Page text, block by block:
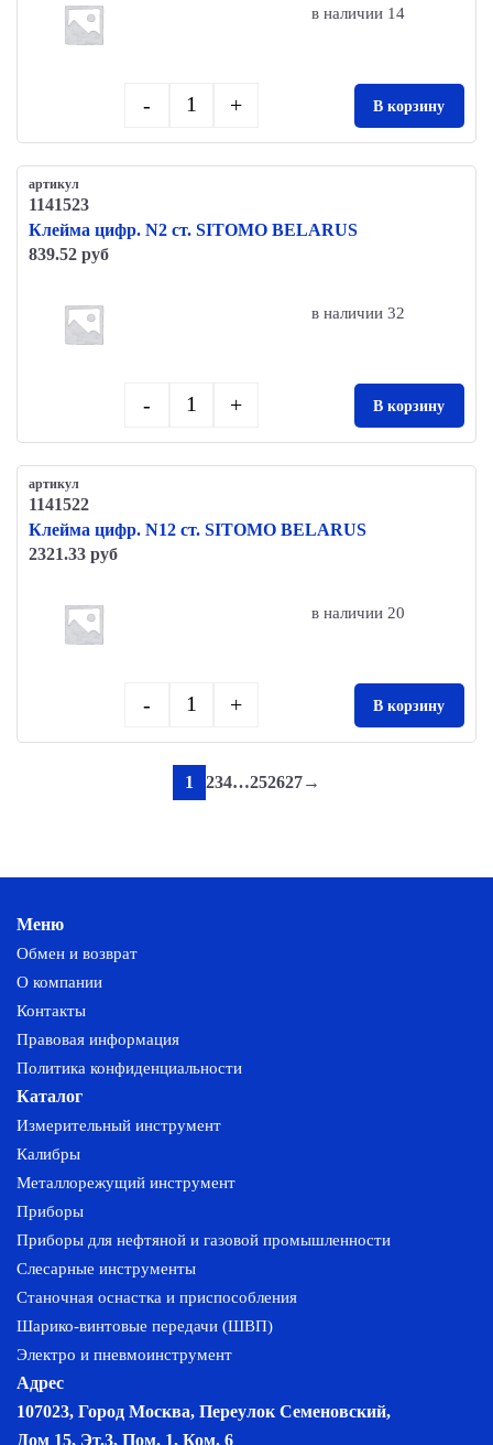
в наличии 14
Quantity
- + В корзину
артикул
1141523
Клейма цифр. N2 ст. SITOMO BELARUS
839.52 руб
в наличии 32
Quantity
- + В корзину
артикул
1141522
Клейма цифр. N12 ст. SITOMO BELARUS
2321.33 руб
в наличии 20
Quantity
- + В корзину
1 234…252627→
Меню
Обмен и возврат
О компании
Контакты
Правовая информация
Политика конфиденциальности
Каталог
Измерительный инструмент
Калибры
Металлорежущий инструмент
Приборы
Приборы для нефтяной и газовой промышленности
Слесарные инструменты
Станочная оснастка и приспособления
Шарико-винтовые передачи (ШВП)
Электро и пневмоинструмент
Адрес
107023, Город Москва, Переулок Семеновский,
Дом 15, Эт.3, Пом. 1, Ком. 6